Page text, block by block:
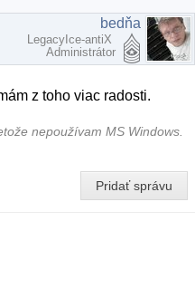
bedňa
LegacyIce-antiX
Administrátor
z toho viac radosti.
nepoužívam MS Windows.
Pridať správu